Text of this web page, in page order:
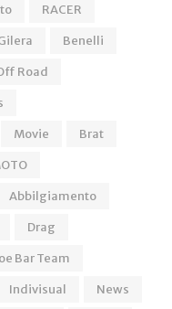
RACER
Benelli
Road
Movie
Brat
Abbilgiamento
Drag
Bar Team
Indivisual
News